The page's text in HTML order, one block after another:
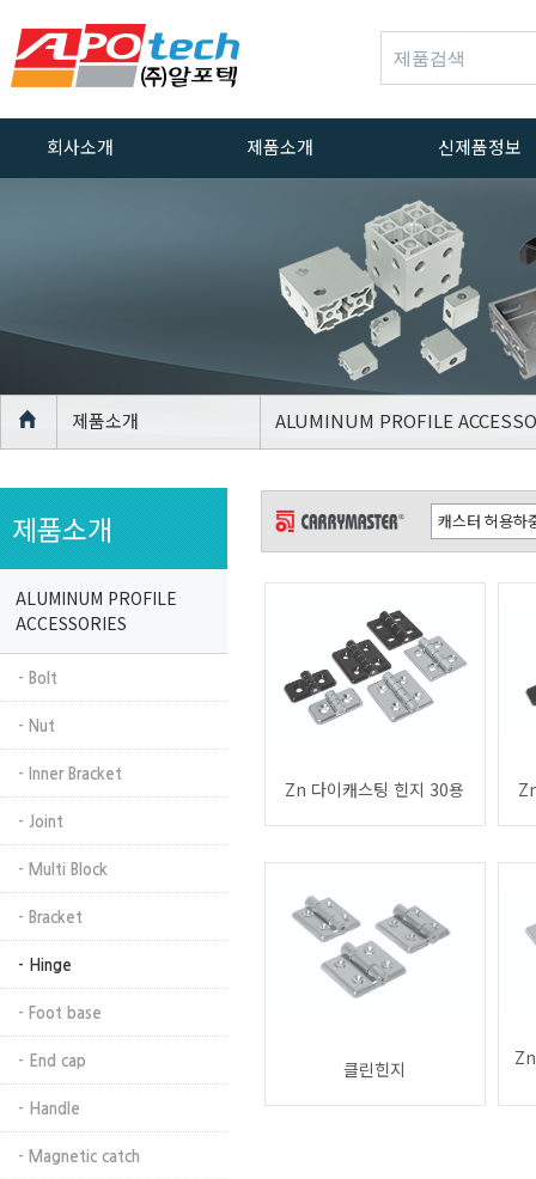
제품소개 ALUMINUM PROFILE
ALUMINUM PROFILE
ACCESSORIES
- Bolt
- Nut
- Inner Bracket
- Joint
- Multi Block
- Bracket
- Hinge
- Foot base
- End cap
- Handle
- Magnetic catch
제품소개
회사소개
장비
위치안내
제품소개
ACCESSORIES
ALUMINUM
PROFILE CASTER
PROFILE
LEVELLING FOOT
AGV Caster
CASTER
LEVELLING FOOT
신제품정보
신제품정보
Zn 다이캐스팅 힌지 30용
클린힌지